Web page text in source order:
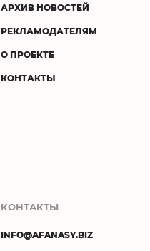
АРХИВ НОВОСТЕЙ
РЕКЛАМОДАТЕЛЯМ
О ПРОЕКТЕ
КОНТАКТЫ
КОНТАКТЫ
INFO@AFANASY.BIZ